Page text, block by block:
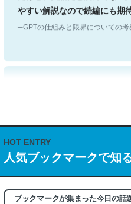
─GPTの仕組みと限界についての
これは良記事。32768トーク
HOT ENTRY
人気ブックマークで知
ブックマークが集まった今日の話